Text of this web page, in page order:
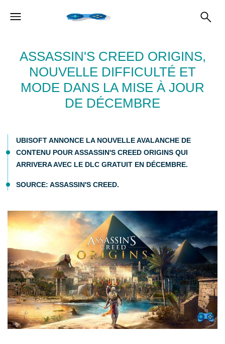
ASSASSIN'S CREED ORIGINS,
NOUVELLE DIFFICULTÉ ET
MODE DANS LA MISE À JOUR
DE DÉCEMBRE
UBISOFT ANNONCE LA NOUVELLE AVALANCHE DE
CONTENU POUR ASSASSIN'S CREED ORIGINS QUI
ARRIVERA AVEC LE DLC GRATUIT EN DÉCEMBRE.
SOURCE: ASSASSIN'S CREED.